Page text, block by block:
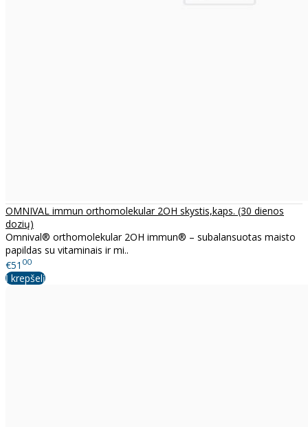
OMNIVAL immun orthomolekular 2OH skystis,kaps. (30 dienos
dozių)
Omnival® orthomolekular 2OH immun® – subalansuotas maisto
papildas su vitaminais ir mi..
€51 00
Į krepšelį